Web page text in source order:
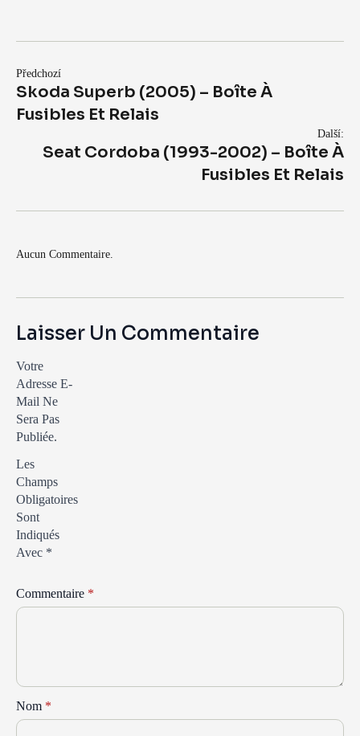
Předchozí
Skoda Superb (2005) – Boîte À
Fusibles Et Relais
Další:
Seat Cordoba (1993-2002) – Boîte À
Fusibles Et Relais
Aucun Commentaire.
Laisser Un Commentaire
Votre
Adresse E-
Mail Ne
Sera Pas
Publiée.
Les
Champs
Obligatoires
Sont
Indiqués
Avec *
Commentaire *
Nom *